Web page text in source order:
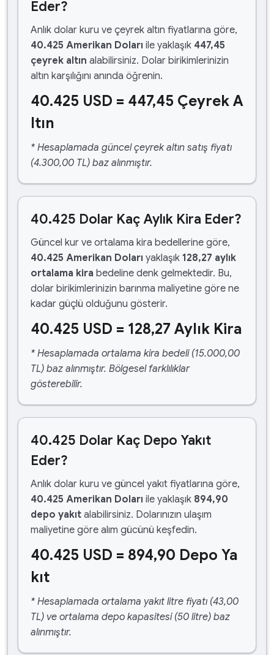
Eder?
Anlık dolar kuru ve çeyrek altın fiyatlarına göre,
40.425 Amerikan Doları ile yaklaşık 447,45
çeyrek altın alabilirsiniz. Dolar birikimlerinizin
altın karşılığını anında öğrenin.
40.425 USD = 447,45 Çeyrek A
ltın
* Hesaplamada güncel çeyrek altın satış fiyatı
(4.300,00 TL) baz alınmıştır.
40.425 Dolar Kaç Aylık Kira Eder?
Güncel kur ve ortalama kira bedellerine göre,
40.425 Amerikan Doları yaklaşık 128,27 aylık
ortalama kira bedeline denk gelmektedir. Bu,
dolar birikimlerinizin barınma maliyetine göre ne
kadar güçlü olduğunu gösterir.
40.425 USD = 128,27 Aylık Kira
* Hesaplamada ortalama kira bedeli (15.000,00
TL) baz alınmıştır. Bölgesel farklılıklar
gösterebilir.
40.425 Dolar Kaç Depo Yakıt
Eder?
Anlık dolar kuru ve güncel yakıt fiyatlarına göre,
40.425 Amerikan Doları ile yaklaşık 894,90
depo yakıt alabilirsiniz. Dolarınızın ulaşım
maliyetine göre alım gücünü keşfedin.
40.425 USD = 894,90 Depo Ya
kıt
* Hesaplamada ortalama yakıt litre fiyatı (43,00
TL) ve ortalama depo kapasitesi (50 litre) baz
alınmıştır.